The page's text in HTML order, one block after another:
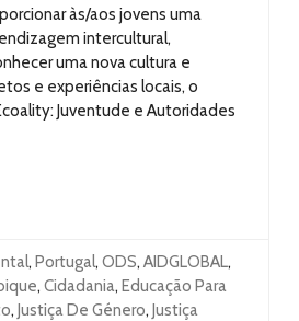
às/aos jovens uma
intercultural,
uma nova cultura e
e experiências locais, o
Juventude e Autoridades
, Portugal, ODS, AIDGLOBAL,
, Cidadania, Educação Para
, Justiça De Género, Justiça